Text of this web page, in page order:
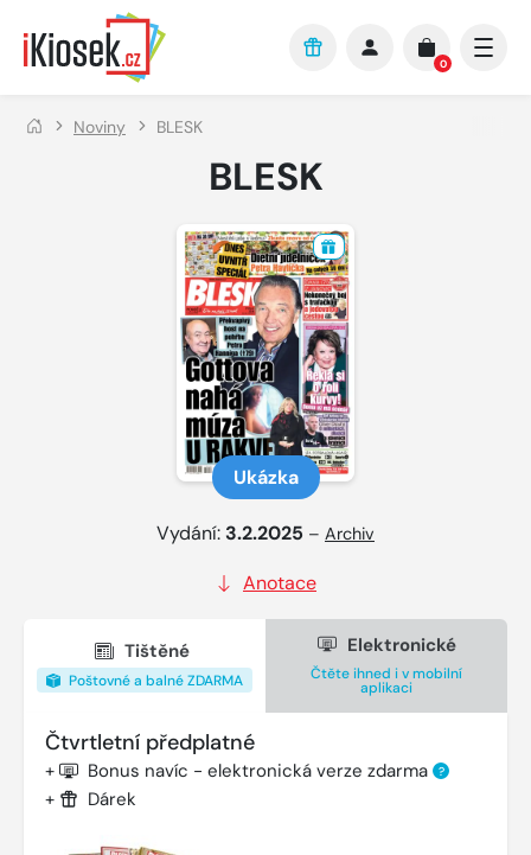
Přejít na hlavní obsah
0
Noviny BLESK
BLESK
Ukázka
Vydání: 3.2.2025 – Archiv
Anotace
Tištěné
Poštovné a balné ZDARMA
Elektronické
Čtěte ihned i v mobilní
aplikaci
Čtvrtletní předplatné
+ Bonus navíc - elektronická verze zdarma ?
+ Dárek